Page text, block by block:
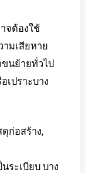
จต้องใช้
ามเสียหาย
นย้ายทั่วไป
ปราะบาง
ก่อสร้าง,
ระเบียบ บาง